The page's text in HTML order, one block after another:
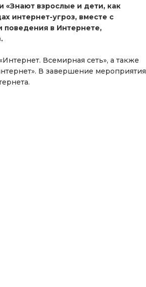
взрослые и дети, как
интернет-угроз, вместе с
поведения в Интернете,
Всемирная сеть», а также
В завершение мероприятия